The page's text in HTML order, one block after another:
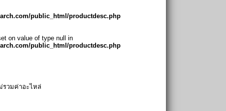
public_html/productdesc.php
on value of type null in
public_html/productdesc.php
รวมค่าอะไหล่